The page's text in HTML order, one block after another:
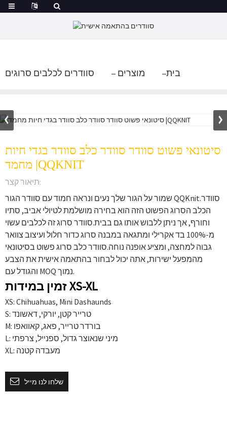
בית מוצרים סוודרים לכלבים סרוגים
סיטונאי פשוט סוודר סוודר כלב סוודר בגדי חיות
מחמד |QQKNIT
תיאור קצר:
שמור על הגור שלך נעים ונראה חמוד עם סוודר הגור QQKnit.סוודר
הכלב הסרוג הפשוט הזה הוא בחירה מושלמת לטיולי אביב, סתיו
וחורף, אך ניתן ללבוש אותו גם בבית.סוודר סרוג זה לכלבים עשוי
מ-100% בד אקרילי ומתגאה במבנה סרוג כדור חלול ועיצוב צוואר
גבוה למחצה, ומציע אופנה נוחה.סוודר כלב סרוג פשוט בסיטונאי
מהמפעל ישירות, אתה יכול לבחור בהתאמה אישית את הצבע
והגודל עם MOQ נמוך.
זמין במידות XS-XL
XS: Chihuahuas, Mini Dashaunds
S: טרייר קטן, יורקי, דאשונד
M: בורדר טרייר, פאג, קאוואפו
L: מיני שנאוצר גדול, ספנייל, צרפתי
XL: מעבדה קטנה
שלחו לנו מייל